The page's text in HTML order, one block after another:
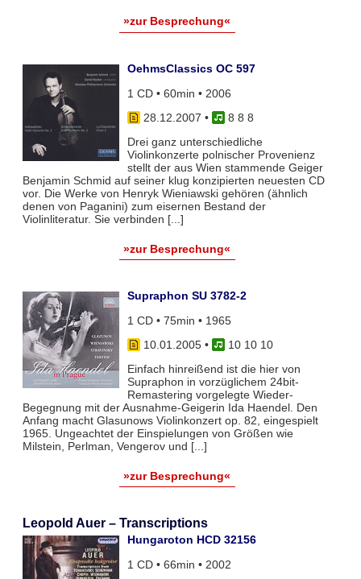
»zur Besprechung«
OehmsClassics OC 597
1 CD • 60min • 2006
28.12.2007 •
8 8 8
Drei ganz unterschiedliche
Violinkonzerte polnischer Provenienz
stellt der aus Wien stammende Geiger
Benjamin Schmid auf seiner klug konzipierten neuesten CD
vor. Die Werke von Henryk Wieniawski gehören (ähnlich
denen von Paganini) zum eisernen Bestand der
Violinliteratur. Sie verbinden [...]
»zur Besprechung«
Supraphon SU 3782-2
1 CD • 75min • 1965
10.01.2005•
10 10 10
Einfach hinreißend ist die hier von
Supraphon in vorzüglichem 24bit-
Remastering vorgelegte Wieder-
Begegnung mit der Ausnahme-Geigerin Ida Haendel. Den
Anfang macht Glasunows Violinkonzert op. 82, eingespielt
1965. Ungeachtet der Einspielungen von Größen wie
Milstein, Perlman, Vengerov und [...]
»zur Besprechung«
Leopold Auer – Transcriptions
Hungaroton HCD 32156
1 CD • 66min • 2002